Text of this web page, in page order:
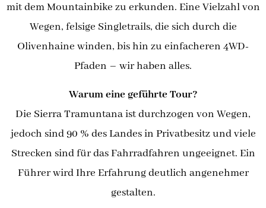
mit dem Mountainbike zu erkunden. Eine Vielzahl von
Wegen, felsige Singletrails, die sich durch die
Olivenhaine winden, bis hin zu einfacheren 4WD-
Pfaden – wir haben alles.
Warum eine geführte Tour?
Die Sierra Tramuntana ist durchzogen von Wegen,
jedoch sind 90 % des Landes in Privatbesitz und viele
Strecken sind für das Fahrradfahren ungeeignet. Ein
Führer wird Ihre Erfahrung deutlich angenehmer
gestalten.